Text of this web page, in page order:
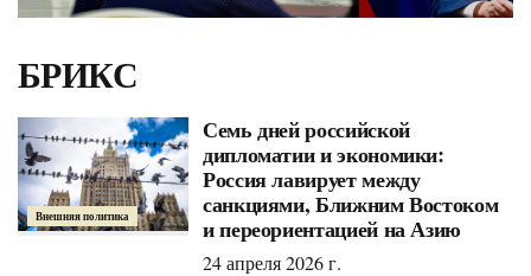
БРИКС
Внешняя политика
Семь дней российской
дипломатии и экономики:
Россия лавирует между
санкциями, Ближним Востоком
и переориентацией на Азию
24 апреля 2026 г.